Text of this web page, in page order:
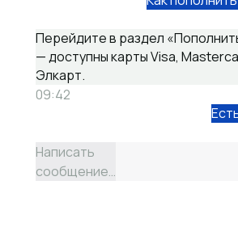
Перейдите в раздел
— доступны карты Visa,
Элкарт.
09:42
Написать
сообщение…